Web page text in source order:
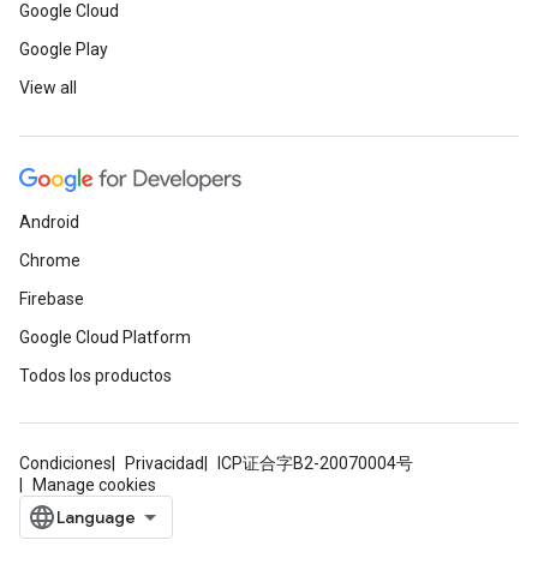
Google Cloud
Google Play
View all
Android
Chrome
Firebase
Google Cloud Platform
Todos los productos
Condiciones Privacidad
ICP证合字B2-20070004号
Manage cookies